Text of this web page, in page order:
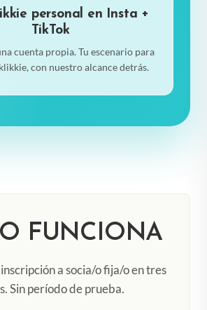
personal en Insta +
TikTok
cuenta propia. Tu escenario para
con nuestro alcance detrás.
FUNCIONA
a socia/o fija/o en tres
Sin período de prueba.